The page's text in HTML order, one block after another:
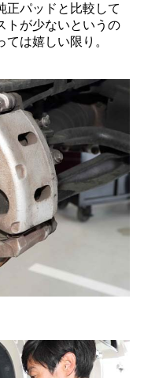
正パッドと比較して
トが少ないというの
は嬉しい限り。